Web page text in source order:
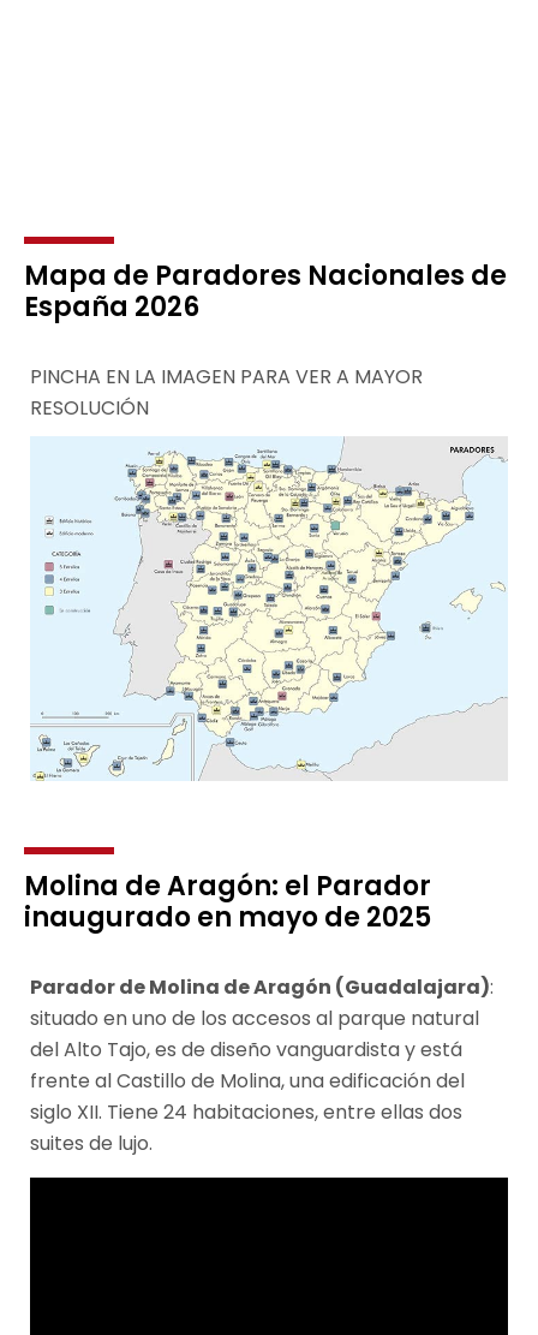
Mapa de Paradores Nacionales de
España 2026
PINCHA EN LA IMAGEN PARA VER A MAYOR
RESOLUCIÓN
Molina de Aragón: el Parador
inaugurado en mayo de 2025
Parador de Molina de Aragón (Guadalajara):
situado en uno de los accesos al parque natural
del Alto Tajo, es de diseño vanguardista y está
frente al Castillo de Molina, una edificación del
siglo XII. Tiene 24 habitaciones, entre ellas dos
suites de lujo.